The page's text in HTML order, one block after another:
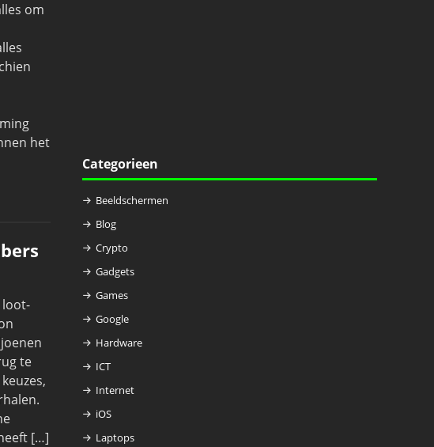
om
het
loot-
te
[…]
Categorieen
Beeldschermen
Blog
Crypto
Gadgets
Games
Google
Hardware
ICT
Internet
iOS
Laptops